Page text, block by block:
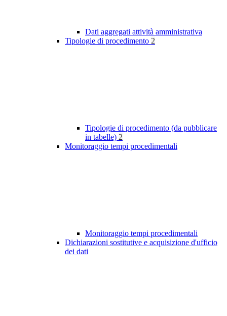
Dati aggregati attività amministrativa
Tipologie di procedimento 2
Tipologie di procedimento (da pubblicare
in tabelle) 2
Monitoraggio tempi procedimentali
Monitoraggio tempi procedimentali
Dichiarazioni sostitutive e acquisizione d'ufficio
dei dati